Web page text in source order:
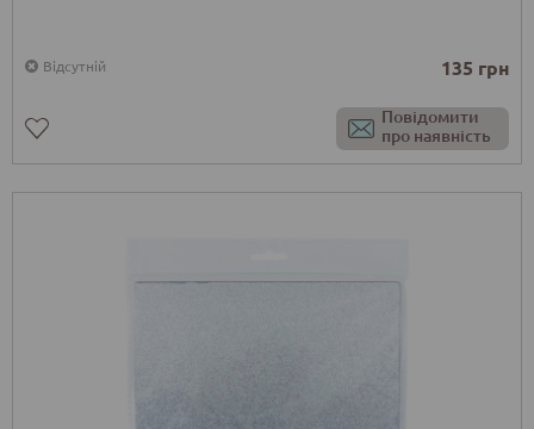
Відсутній 135 грн
Повідомити
про наявність